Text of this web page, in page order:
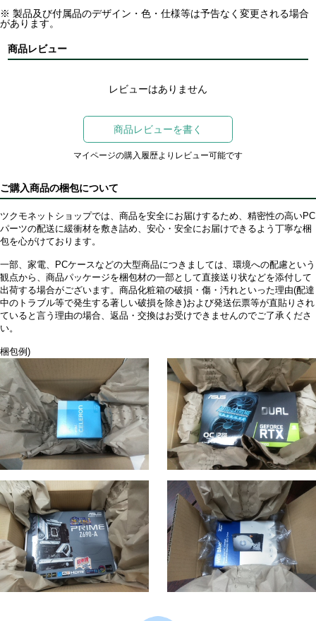
※ 製品及び付属品のデザイン・色・仕様等は予告なく変更される場合
があります。
商品レビュー
レビューはありません
商品レビューを書く
マイページの購入履歴よりレビュー可能です
ご購入商品の梱包について
ツクモネットショップでは、商品を安全にお届けするため、精密性の高いPC
パーツの配送に緩衝材を敷き詰め、安心・安全にお届けできるよう丁寧な梱
包を心がけております。
一部、家電、PCケースなどの大型商品につきましては、環境への配慮という
観点から、商品パッケージを梱包材の一部として直接送り状などを添付して
出荷する場合がございます。商品化粧箱の破損・傷・汚れといった理由(配達
中のトラブル等で発生する著しい破損を除き)および発送伝票等が直貼りされ
ていると言う理由の場合、返品・交換はお受けできませんのでご了承くださ
い。
梱包例)